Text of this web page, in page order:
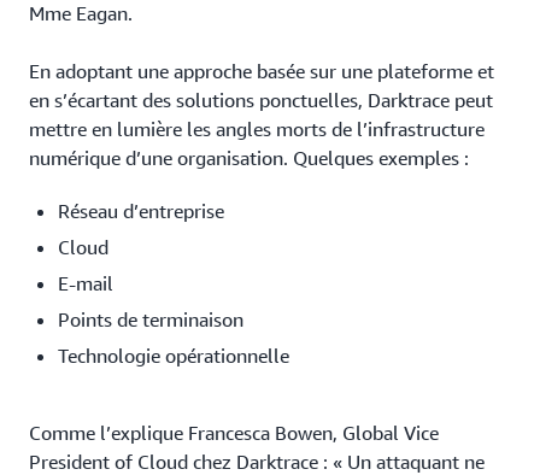
Mme Eagan.
En adoptant une approche basée sur une plateforme et
en s’écartant des solutions ponctuelles, Darktrace peut
mettre en lumière les angles morts de l’infrastructure
numérique d’une organisation. Quelques exemples :
Réseau d’entreprise
Cloud
E-mail
Points de terminaison
Technologie opérationnelle
Comme l’explique Francesca Bowen, Global Vice
President of Cloud chez Darktrace : « Un attaquant ne